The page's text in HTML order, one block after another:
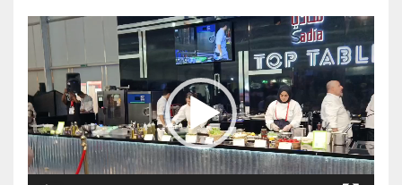
视
播
放
器